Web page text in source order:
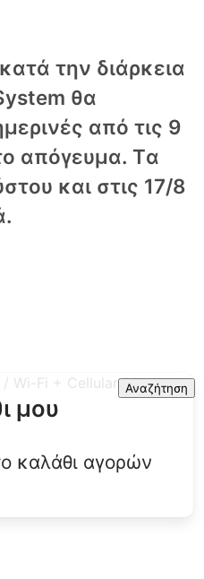
την διάρκεια
θα
από τις 9
απόγευμα. Tα
και στις 17/8
Search Αναζήτηση
μου
καλάθι αγορών
/ Wi-Fi + Cellular / Blue